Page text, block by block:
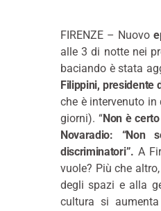
FIRENZE – Nuovo
alle 3 di notte nei
baciando è stata
Filippini, presidente
che è intervenuto
giorni). “Non è
Novaradio: “Non
discriminatori”. A
vuole? Più che
degli spazi e alla
cultura si